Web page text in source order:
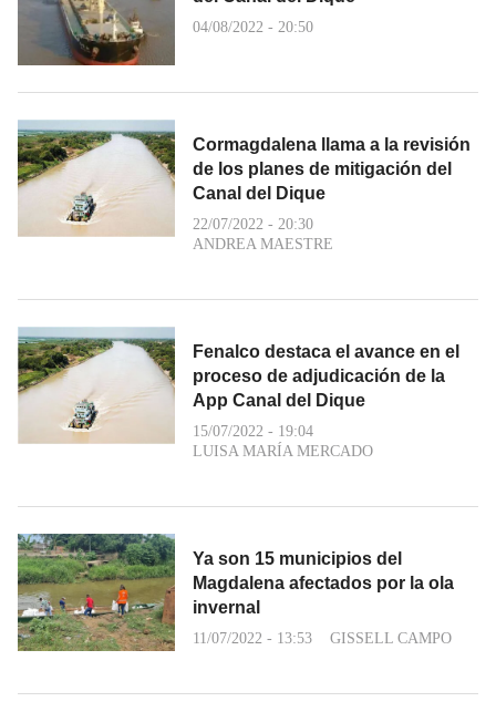
04/08/2022 - 20:50
Cormagdalena llama a la revisión
de los planes de mitigación del
Canal del Dique
22/07/2022 - 20:30
ANDREA MAESTRE
Fenalco destaca el avance en el
proceso de adjudicación de la
App Canal del Dique
15/07/2022 - 19:04
LUISA MARÍA MERCADO
Ya son 15 municipios del
Magdalena afectados por la ola
invernal
11/07/2022 - 13:53 GISSELL CAMPO